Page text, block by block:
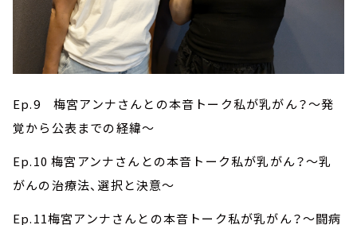
Ep.9 梅宮アンナさんとの本音トーク私が乳がん？～発
覚から公表までの経緯～
Ep.10 梅宮アンナさんとの本音トーク私が乳がん？～乳
がんの治療法、選択と決意～
Ep.11梅宮アンナさんとの本音トーク私が乳がん？～闘病